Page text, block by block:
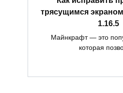
трясущимся
1.16.5
Майнкрафт — это
которая